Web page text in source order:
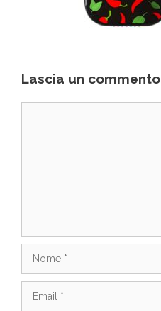
Lascia un commento